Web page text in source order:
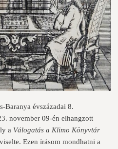
Baranya évszázadai 8.
november 09-én elhangzott
a Válogatás a Klimo Könyvtár
Ezen írásom mondhatni a